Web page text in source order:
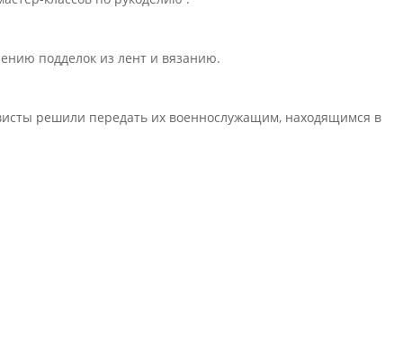
подделок из лент и вязанию.
решили передать их военнослужащим, находящимся в